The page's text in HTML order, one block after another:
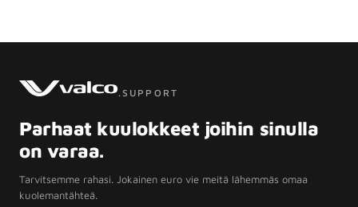
.SUPPORT
Parhaat kuulokkeet joihin sinulla
on varaa.
Tarvitsemme rahasi. Jokainen euro vie meitä lähemmäs omaa
kuolemantähteä.